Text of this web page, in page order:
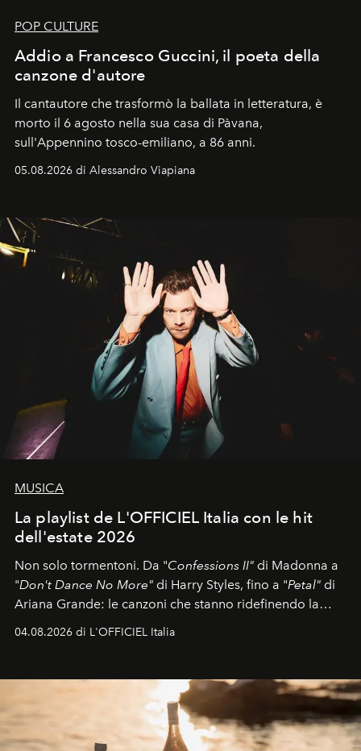
POP CULTURE
Addio a Francesco Guccini, il poeta della
canzone d'autore
Il cantautore che trasformò la ballata in letteratura, è
morto il 6 agosto nella sua casa di Pàvana,
sull'Appennino tosco-emiliano, a 86 anni.
05.08.2026 di Alessandro Viapiana
MUSICA
La playlist de L'OFFICIEL Italia con le hit
dell'estate 2026
Non solo tormentoni. Da "Confessions II" di Madonna a
"Don't Dance No More" di Harry Styles, fino a "Petal" di
Ariana Grande: le canzoni che stanno ridefinendo la
colonna sonora della stagione.
04.08.2026 di L'OFFICIEL Italia